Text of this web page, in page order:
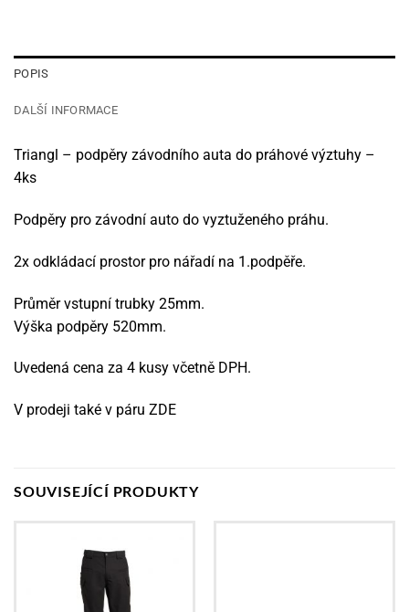
POPIS
DALŠÍ INFORMACE
Triangl – podpěry závodního auta do práhové výztuhy –
4ks
Podpěry pro závodní auto do vyztuženého práhu.
2x odkládací prostor pro nářadí na 1.podpěře.
Průměr vstupní trubky 25mm.
Výška podpěry 520mm.
Uvedená cena za 4 kusy včetně DPH.
V prodeji také v páru ZDE
SOUVISEJÍCÍ PRODUKTY